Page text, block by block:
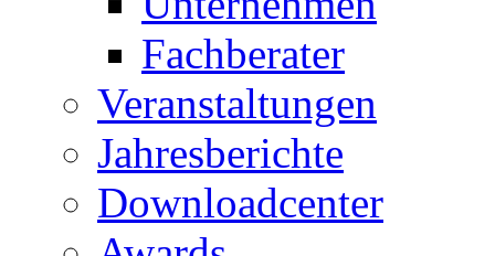
Fachberater
Veranstaltungen
Jahresberichte
Downloadcenter